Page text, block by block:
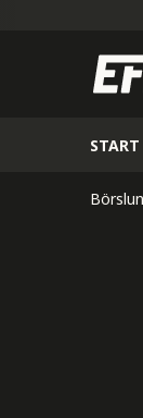
START